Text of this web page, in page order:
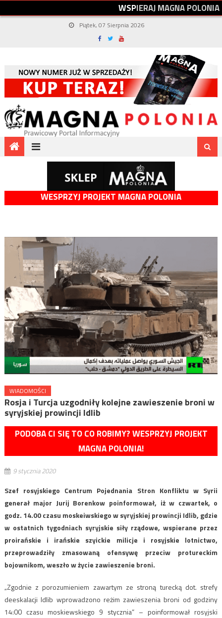
WSPIERAJMAGNAPOLONIA
Piątek, 07 Sierpnia 2026
WESPRZYJ PROJEKT MAGNA POLONIA
WIADOMOŚCI
Rosja i Turcja uzgodniły kolejne zawieszenie broni w
syryjskiej prowincji Idlib
PODOBA CI SIĘ TO CO ROBIMY? WESPRZYJ PROJEKT
MAGNA POLONIA!
9 stycznia 2020
Szef rosyjskiego Centrum Pojednania Stron Konfliktu w Syrii
generał major Jurij Borenkow poinformował, iż w czwartek, o
godz. 14.00 czasu moskeiwskiego w syryjskiej prowincji Idlib, gdzie
w ostatnich tygodniach syryjskie siły rządowe, wspierane przez
proirańskie i irańskie szyickie milicje i rosyjskie lotnictwo,
przeprowadziły zmasowaną ofensywę przeciw protureckim
bojownikom, weszło w życie zawieszenie broni.
„Zgodnie z porozumieniem zawartym ze stroną turecką dot. strefy
deeskalacji Idlib wprowadzono reżim zawieszenia broni od godziny
14:00 czasu moskiewskiego 9 stycznia” – poinformował rosyjski